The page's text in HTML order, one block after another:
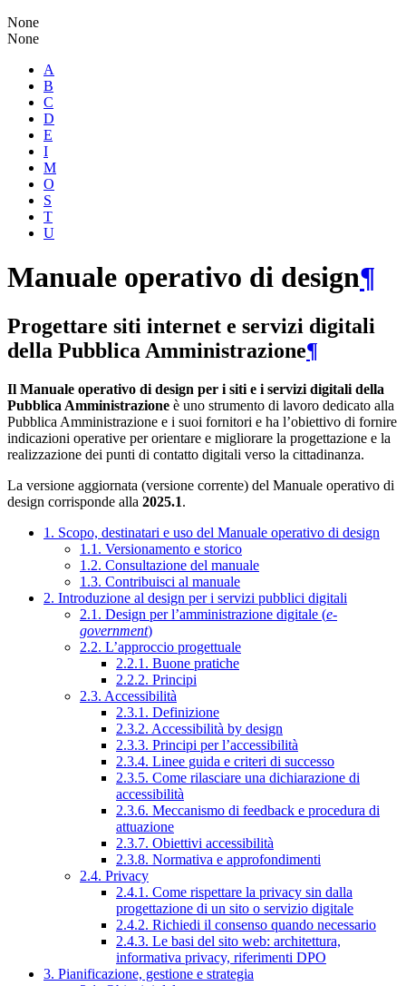
None
None
A
B
C
D
E
I
M
O
S
T
U
Manuale operativo di design¶
Progettare siti internet e servizi digitali
della Pubblica Amministrazione¶
Il Manuale operativo di design per i siti e i servizi digitali della
Pubblica Amministrazione è uno strumento di lavoro dedicato alla
Pubblica Amministrazione e i suoi fornitori e ha l’obiettivo di fornire
indicazioni operative per orientare e migliorare la progettazione e la
realizzazione dei punti di contatto digitali verso la cittadinanza.
La versione aggiornata (versione corrente) del Manuale operativo di
design corrisponde alla 2025.1.
1. Scopo, destinatari e uso del Manuale operativo di design
1.1. Versionamento e storico
1.2. Consultazione del manuale
1.3. Contribuisci al manuale
2. Introduzione al design per i servizi pubblici digitali
2.1. Design per l’amministrazione digitale (e-
government)
2.2. L’approccio progettuale
2.2.1. Buone pratiche
2.2.2. Principi
2.3. Accessibilità
2.3.1. Definizione
2.3.2. Accessibilità by design
2.3.3. Principi per l’accessibilità
2.3.4. Linee guida e criteri di successo
2.3.5. Come rilasciare una dichiarazione di
accessibilità
2.3.6. Meccanismo di feedback e procedura di
attuazione
2.3.7. Obiettivi accessibilità
2.3.8. Normativa e approfondimenti
2.4. Privacy
2.4.1. Come rispettare la privacy sin dalla
progettazione di un sito o servizio digitale
2.4.2. Richiedi il consenso quando necessario
2.4.3. Le basi del sito web: architettura,
informativa privacy, riferimenti DPO
3. Pianificazione, gestione e strategia